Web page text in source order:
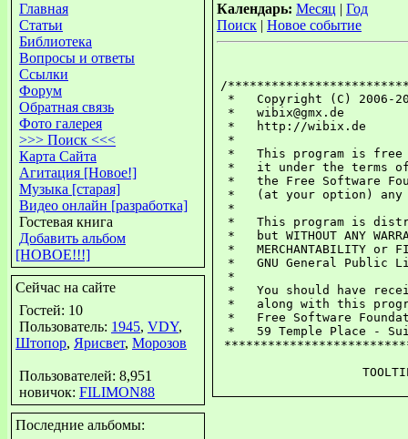
Главная
Статьи
Библиотека
Вопросы и ответы
Ссылки
Форум
Обратная связь
Фото галерея
>>> Поиск <<<
Карта Сайта
Агитация [Новое!]
Музыка [старая]
Видео онлайн [разработка]
Гостевая книга
Добавить альбом
[НОВОЕ!!!]
Сейчас на сайте
Гостей: 10
Пользователь: 1945, VDY,
Штопор, Ярисвет, Морозов
Пользователей: 8,951
новичок: FILIMON88
Последние альбомы:
Календарь: Месяц | Год
Поиск | Новое событие
/
*   Copyright (C)
*   wibix@gmx.de
*   http://wibix.de
*
*   This program is
*   it under the terms of
*   the Free Software
*   (at your option)
*
*   This program is
*   but WITHOUT ANY
*   MERCHANTABILITY or
*   GNU General
*
*   You should have
*   along with this
*   Free Software
*   59 Temple Place -